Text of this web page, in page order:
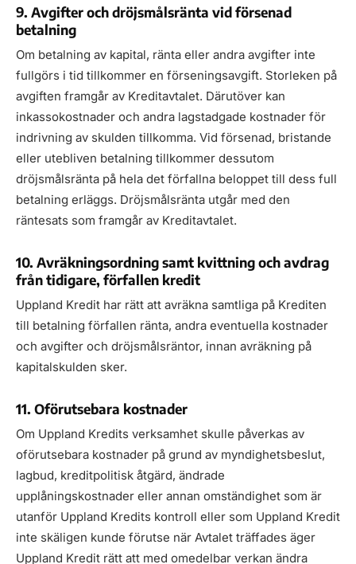
9. Avgifter och dröjsmålsränta vid försenad
betalning
Om betalning av kapital, ränta eller andra avgifter inte
fullgörs i tid tillkommer en förseningsavgift. Storleken på
avgiften framgår av Kreditavtalet. Därutöver kan
inkassokostnader och andra lagstadgade kostnader för
indrivning av skulden tillkomma. Vid försenad, bristande
eller utebliven betalning tillkommer dessutom
dröjsmålsränta på hela det förfallna beloppet till dess full
betalning erläggs. Dröjsmålsränta utgår med den
räntesats som framgår av Kreditavtalet.
10. Avräkningsordning samt kvittning och avdrag
från tidigare, förfallen kredit
Uppland Kredit har rätt att avräkna samtliga på Krediten
till betalning förfallen ränta, andra eventuella kostnader
och avgifter och dröjsmålsräntor, innan avräkning på
kapitalskulden sker.
11. Oförutsebara kostnader
Om Uppland Kredits verksamhet skulle påverkas av
oförutsebara kostnader på grund av myndighetsbeslut,
lagbud, kreditpolitisk åtgärd, ändrade
upplåningskostnader eller annan omständighet som är
utanför Uppland Kredits kontroll eller som Uppland Kredit
inte skäligen kunde förutse när Avtalet träffades äger
Uppland Kredit rätt att med omedelbar verkan ändra